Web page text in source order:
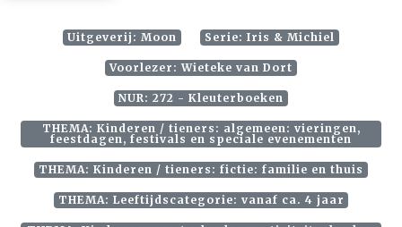
Uitgeverij: Moon Serie: Iris & Michiel
Voorlezer: Wieteke van Dort
NUR: 272 - Kleuterboeken
THEMA: Kinderen / tieners: algemeen: vieringen,
feestdagen, festivals en speciale evenementen
THEMA: Kinderen / tieners: fictie: familie en thuis
THEMA: Leeftijdscategorie: vanaf ca. 4 jaar